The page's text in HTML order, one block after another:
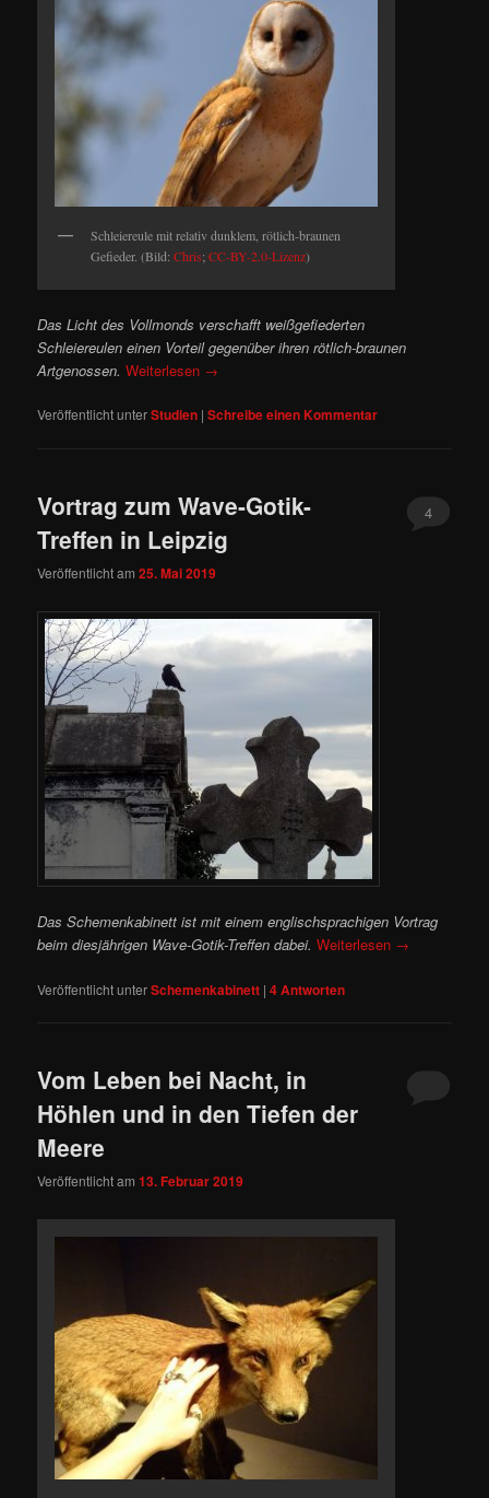
Schleiereule mit relativ dunklem, rötlich-braunen
Gefieder. (Bild:Chris;CC-BY-2.0-Lizenz)
Das Licht des Vollmonds verschafft weißgefiederten
Schleiereulen einen Vorteil gegenüber ihren rötlich-braunen
Artgenossen. Weiterlesen →
Veröffentlicht unterStudien |Schreibe einen Kommentar
Vortrag zum Wave-Gotik-
Treffen in Leipzig
Veröffentlicht am25. Mai 2019
4
Das Schemenkabinett ist mit einem englischsprachigen Vortrag
beim diesjährigen Wave-Gotik-Treffen dabei. Weiterlesen →
Veröffentlicht unterSchemenkabinett |4Antworten
Vom Leben bei Nacht, in
Höhlen und in den Tiefen der
Meere
Veröffentlicht am13. Februar 2019